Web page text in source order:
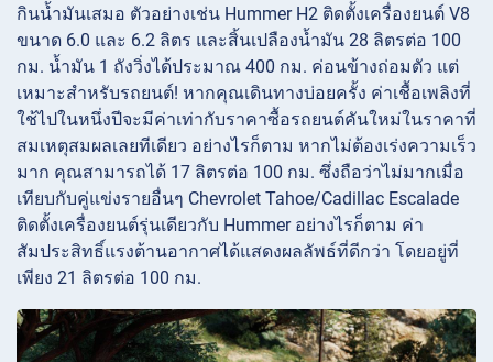
กินน้ำมันเสมอ ตัวอย่างเช่น Hummer H2 ติดตั้งเครื่องยนต์ V8
ขนาด 6.0 และ 6.2 ลิตร และสิ้นเปลืองน้ำมัน 28 ลิตรต่อ 100
กม. น้ำมัน 1 ถังวิ่งได้ประมาณ 400 กม. ค่อนข้างถ่อมตัว แต่
เหมาะสำหรับรถยนต์! หากคุณเดินทางบ่อยครั้ง ค่าเชื้อเพลิงที่
ใช้ไปในหนึ่งปีจะมีค่าเท่ากับราคาซื้อรถยนต์คันใหม่ในราคาที่
สมเหตุสมผลเลยทีเดียว อย่างไรก็ตาม หากไม่ต้องเร่งความเร็ว
มาก คุณสามารถได้ 17 ลิตรต่อ 100 กม. ซึ่งถือว่าไม่มากเมื่อ
เทียบกับคู่แข่งรายอื่นๆ Chevrolet Tahoe/Cadillac Escalade
ติดตั้งเครื่องยนต์รุ่นเดียวกับ Hummer อย่างไรก็ตาม ค่า
สัมประสิทธิ์แรงต้านอากาศได้แสดงผลลัพธ์ที่ดีกว่า โดยอยู่ที่
เพียง 21 ลิตรต่อ 100 กม.